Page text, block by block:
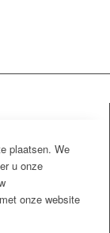
plaatsen. We
u onze
onze website